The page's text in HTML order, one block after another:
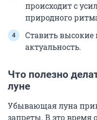
происходит с
природного
Ставить высокие
актуальность.
Что полезно
луне
Убывающая луна
запреты. В это время